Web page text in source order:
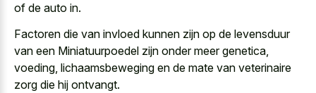
of de auto in.
Factoren die van invloed kunnen zijn op de levensduur
van een Miniatuurpoedel zijn onder meer genetica,
voeding, lichaamsbeweging en de mate van veterinaire
zorg die hij ontvangt.